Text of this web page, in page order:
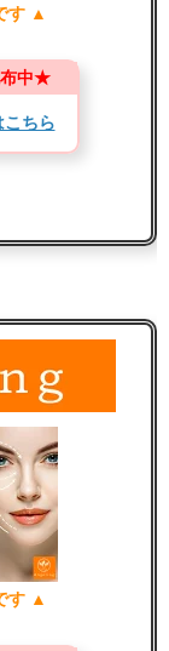
す ▲
布中★
ちら
す ▲